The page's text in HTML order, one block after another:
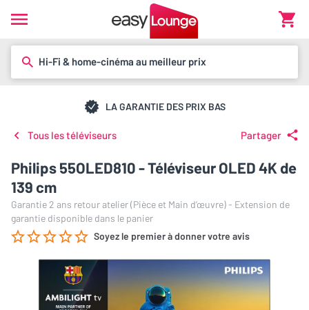
Hi-Fi & home-cinéma au meilleur prix
LA GARANTIE DES PRIX BAS
Tous les téléviseurs Partager
Philips 55OLED810 - Téléviseur OLED 4K de
139 cm
Garantie 2 ans retour atelier (Pièce et Main d’œuvre) - Extension de
garantie disponible dans le panier
Soyez le premier à donner votre avis